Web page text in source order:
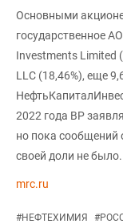
Основными
государственное
Investments Limited
LLC (18,46%), еще
2022 года ВР
но пока сообщений
своей доли не было.
mrc.ru
#НЕФТЕХИМИЯ #